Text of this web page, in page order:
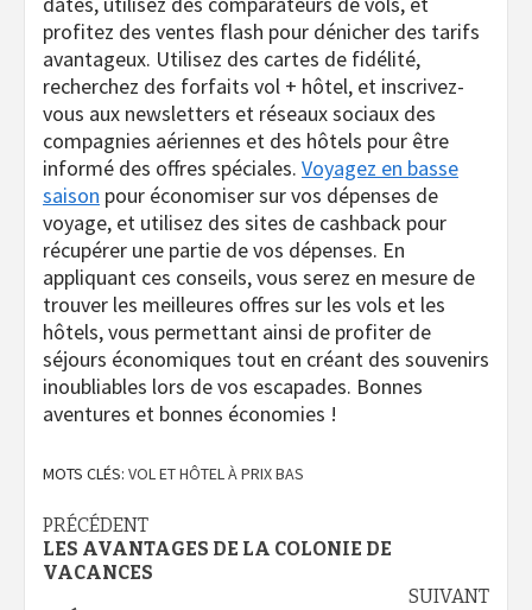
profitez des ventes flash pour dénicher des tarifs
avantageux. Utilisez des cartes de fidélité,
recherchez des forfaits vol + hôtel, et inscrivez-
vous aux newsletters et réseaux sociaux des
compagnies aériennes et des hôtels pour être
informé des offres spéciales. Voyagez en basse
saison pour économiser sur vos dépenses de
voyage, et utilisez des sites de cashback pour
récupérer une partie de vos dépenses. En
appliquant ces conseils, vous serez en mesure de
trouver les meilleures offres sur les vols et les
hôtels, vous permettant ainsi de profiter de
séjours économiques tout en créant des souvenirs
inoubliables lors de vos escapades. Bonnes
aventures et bonnes économies !
MOTS CLÉS: VOL ET HÔTEL À PRIX BAS
Navigation
d’article
PRÉCÉDENT
LES AVANTAGES DE LA COLONIE DE
VACANCES
SUIVANT